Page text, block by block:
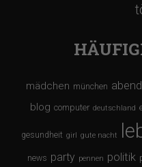
mädchen münchen abend
blog computer deutschland
gesundheit girl gute nacht
news party pennen politik